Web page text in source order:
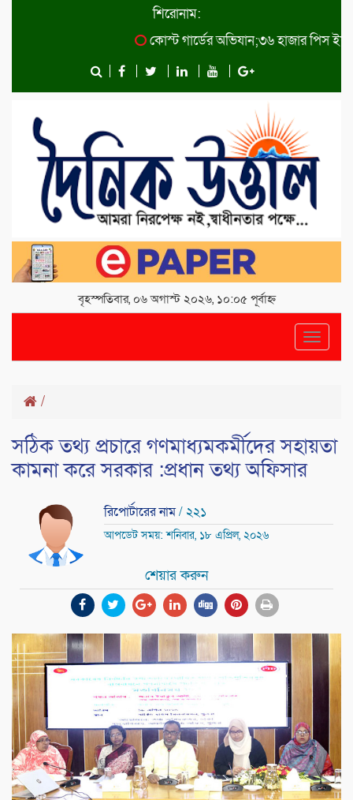
শিরোনাম:
কোস্ট গার্ডের অভিযান;৩৬ হাজার পিস ইয়াবা
বৃহস্পতিবার, ০৬ অগাস্ট ২০২৬, ১০:০৫ পূর্বাহ্ন
Toggle
/
সঠিক তথ্য প্রচারে গণমাধ্যমকর্মীদের সহায়তা
কামনা করে সরকার :প্রধান তথ্য অফিসার
রিপোর্টারের নাম/ ২২১
আপডেট সময়: শনিবার, ১৮ এপ্রিল, ২০২৬
শেয়ার করুন